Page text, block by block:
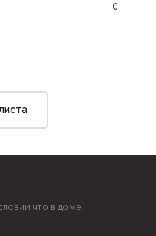
0
что в доме